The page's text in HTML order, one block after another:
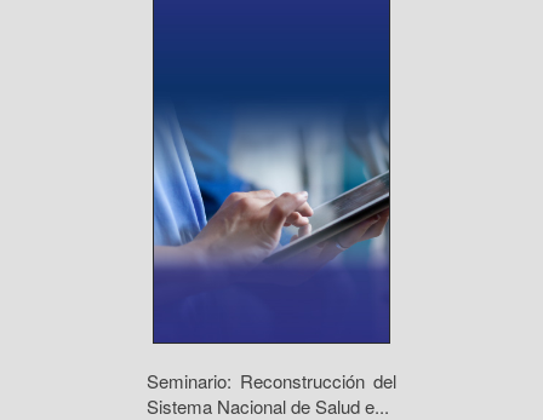
Seminario: Reconstrucción del
Sistema Nacional de Salud e...